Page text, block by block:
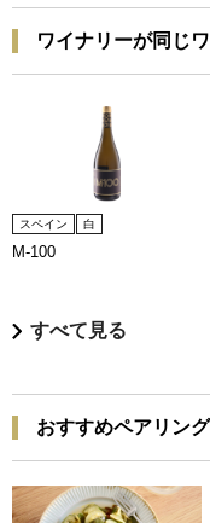
ワイナリーが同じ
スペイン 白
M-100
すべて見る
おすすめペアリン